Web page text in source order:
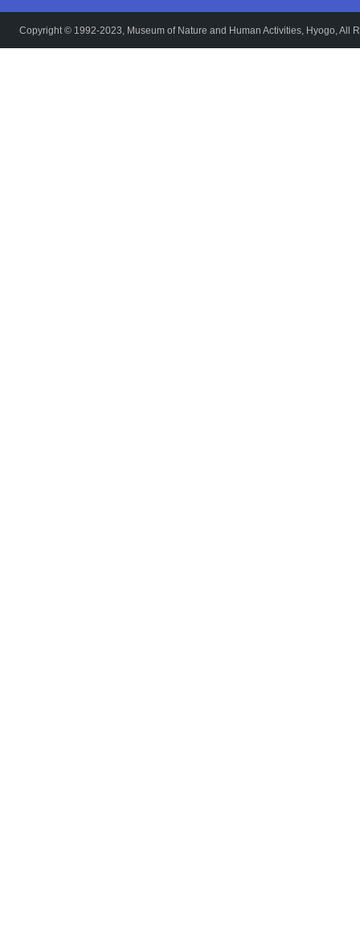
Copyright © 1992-2023, Museum of Nature and Human Activities, Hyogo, All